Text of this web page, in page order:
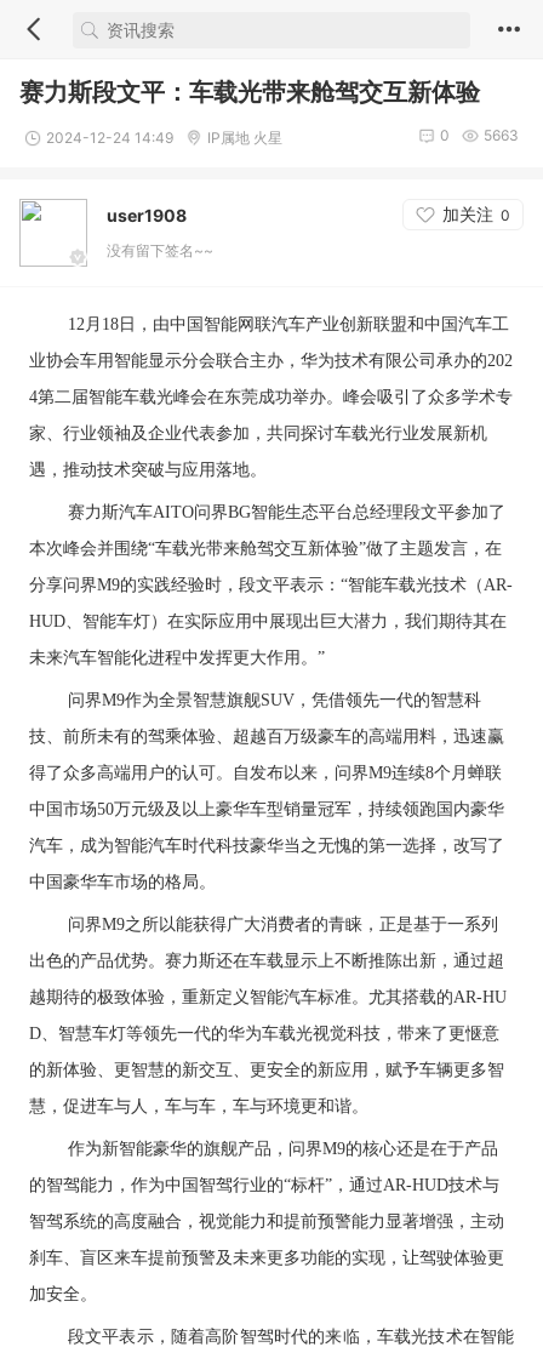
赛力斯段文平：车载光带来舱驾交互新体验
2024-12-24 14:49 IP属地 火星 5663
0
user1908 加关注 0
没有留下签名~~
12月18日，由中国智能网联汽车产业创新联盟和中国汽车工
业协会车用智能显示分会联合主办，华为技术有限公司承办的202
4第二届智能车载光峰会在东莞成功举办。峰会吸引了众多学术专
家、行业领袖及企业代表参加，共同探讨车载光行业发展新机
遇，推动技术突破与应用落地。
赛力斯汽车AITO问界BG智能生态平台总经理段文平参加了
本次峰会并围绕“车载光带来舱驾交互新体验”做了主题发言，在
分享问界M9的实践经验时，段文平表示：“智能车载光技术（AR-
HUD、智能车灯）在实际应用中展现出巨大潜力，我们期待其在
未来汽车智能化进程中发挥更大作用。”
问界M9作为全景智慧旗舰SUV，凭借领先一代的智慧科
技、前所未有的驾乘体验、超越百万级豪车的高端用料，迅速赢
得了众多高端用户的认可。自发布以来，问界M9连续8个月蝉联
中国市场50万元级及以上豪华车型销量冠军，持续领跑国内豪华
汽车，成为智能汽车时代科技豪华当之无愧的第一选择，改写了
中国豪华车市场的格局。
问界M9之所以能获得广大消费者的青睐，正是基于一系列
出色的产品优势。赛力斯还在车载显示上不断推陈出新，通过超
越期待的极致体验，重新定义智能汽车标准。尤其搭载的AR-HU
D、智慧车灯等领先一代的华为车载光视觉科技，带来了更惬意
的新体验、更智慧的新交互、更安全的新应用，赋予车辆更多智
慧，促进车与人，车与车，车与环境更和谐。
作为新智能豪华的旗舰产品，问界M9的核心还是在于产品
的智驾能力，作为中国智驾行业的“标杆”，通过AR-HUD技术与
智驾系统的高度融合，视觉能力和提前预警能力显著增强，主动
刹车、盲区来车提前预警及未来更多功能的实现，让驾驶体验更
加安全。
段文平表示，随着高阶智驾时代的来临，车载光技术在智能